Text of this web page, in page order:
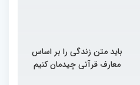
باید متن زندگی را بر اساس
معارف قرآنی چیدمان کنیم